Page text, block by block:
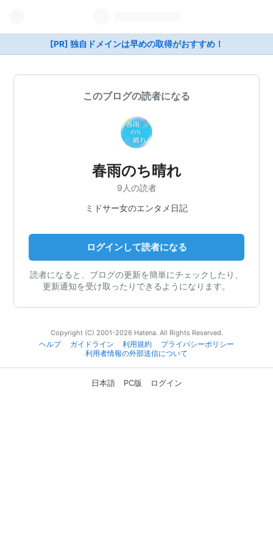
[PR] 独自ドメインは早めの取得がおすすめ！
このブログの読者になる
春雨のち晴れ
9人の読者
ミドサー女のエンタメ日記
ログインして読者になる
読者になると、ブログの更新を簡単にチェックしたり、
更新通知を受け取ったりできるようになります。
Copyright (C) 2001-2026 Hatena. All Rights Reserved.
ヘルプ
ガイドライン 利用規約
プライバシーポリシー
利用者情報の外部送信について
日本語 PC版 ログイン